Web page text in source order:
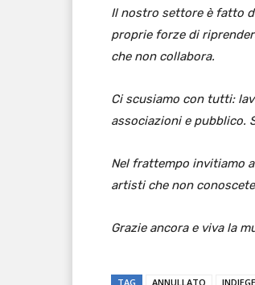
Il nostro settore è fatto
proprie forze di
che non collabora.
Ci scusiamo con tutti:
associazioni e pubblico.
Nel frattempo invitiamo
artisti che non
Grazie ancora e viva la
TAG ANNULLATO